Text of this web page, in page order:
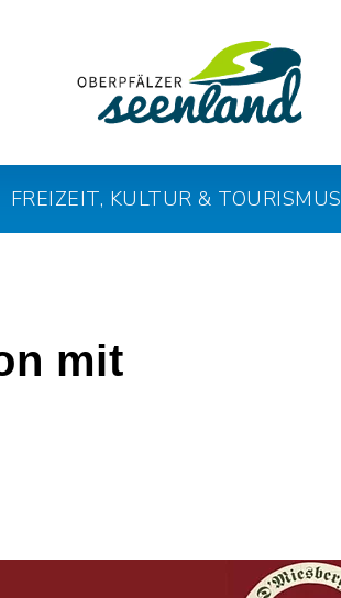
FREIZEIT, KULTUR & TOURISMUS
mit